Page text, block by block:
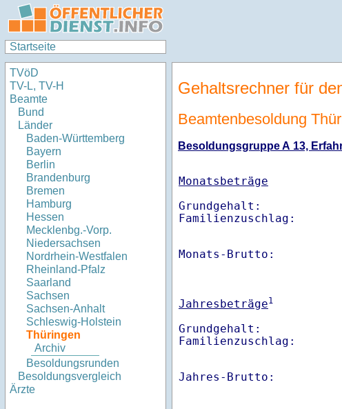
Startseite
TVöD
TV-L, TV-H
Beamte
Bund
Länder
Baden-Württemberg
Bayern
Berlin
Brandenburg
Bremen
Hamburg
Hessen
Mecklenbg.-Vorp.
Niedersachsen
Nordrhein-Westfalen
Rheinland-Pfalz
Saarland
Sachsen
Sachsen-Anhalt
Schleswig-Holstein
Thüringen
Archiv
Besoldungsrunden
Besoldungsvergleich
Ärzte
Gehaltsrechner für
Beamtenbesoldung
Besoldungsgruppe A 13,
Monatsbeträge
Grundgehalt:
Familienzuschlag:
Monats-
Jahresbeträge1
Grundgehalt:
Familienzuschlag:
Jahres-